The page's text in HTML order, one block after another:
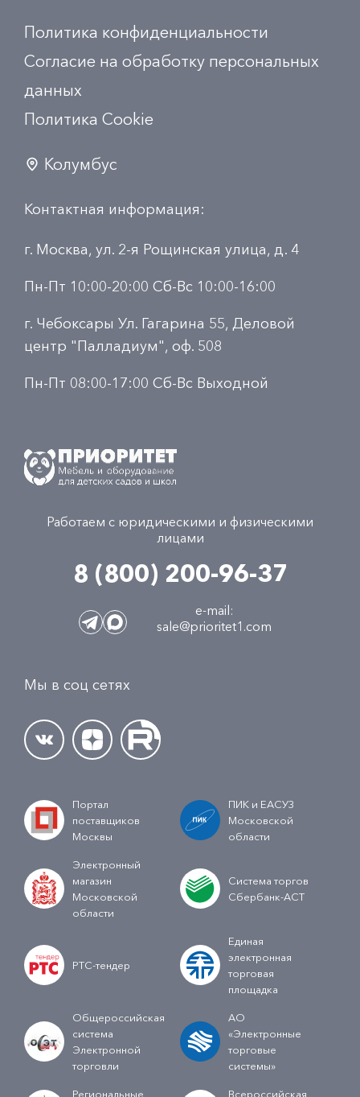
Политика конфиденциальности
Согласие на обработку персональных
данных
Политика Сookie
Колумбус
Контактная информация:
г. Москва, ул. 2-я Рощинская улица, д. 4
Пн-Пт 10:00-20:00 Сб-Вс 10:00-16:00
г. Чебоксары Ул. Гагарина 55, Деловой
центр "Палладиум", оф. 508
Пн-Пт 08:00-17:00 Сб-Вс Выходной
Работаем с юридическими и физическими
лицами
8 (800) 200-96-37
e-mail:
sale@prioritet1.com
Мы в соц сетях
Портал
поставщиков
Москвы
ПИК и ЕАСУЗ
Московской
области
Электронный
магазин
Московской
области
Система торгов
Сбербанк-АСТ
РТС-тендер
Единая
электронная
торговая
площадка
Общероссийская
система
Электронной
торговли
АО
«Электронные
торговые
системы»
Региональные Всероссийская